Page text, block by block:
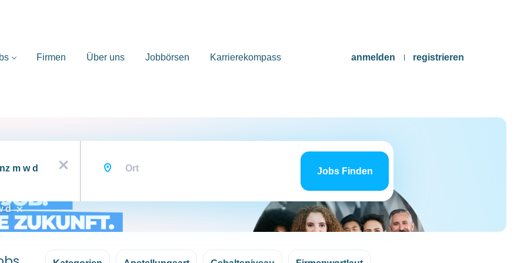
anmelden registrieren
Firmen Über uns Jobbörsen Karrierekompass
x
Jobs
findenJobs Finden
d